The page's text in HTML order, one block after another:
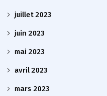
juillet 2023
juin 2023
mai 2023
avril 2023
mars 2023